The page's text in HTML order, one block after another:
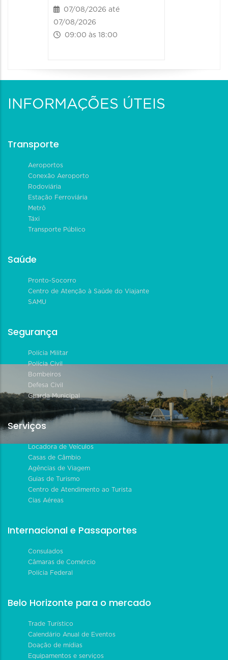
07/08/2026 até
07/08/2026
09:00 às 18:00
INFORMAÇÕES ÚTEIS
Transporte
Aeroportos
Conexão Aeroporto
Rodoviária
Estação Ferroviária
Metrô
Táxi
Transporte Público
Saúde
Pronto-Socorro
Centro de Atenção à Saúde do Viajante
SAMU
Segurança
Polícia Militar
Polícia Civil
Bombeiros
Defesa Civil
Guarda Municipal
Serviços
Locadora de Veículos
Casas de Câmbio
Agências de Viagem
Guias de Turismo
Centro de Atendimento ao Turista
Cias Aéreas
Internacional e Passaportes
Consulados
Câmaras de Comércio
Polícia Federal
Belo Horizonte para o mercado
Trade Turístico
Calendário Anual de Eventos
Doação de mídias
Equipamentos e serviços